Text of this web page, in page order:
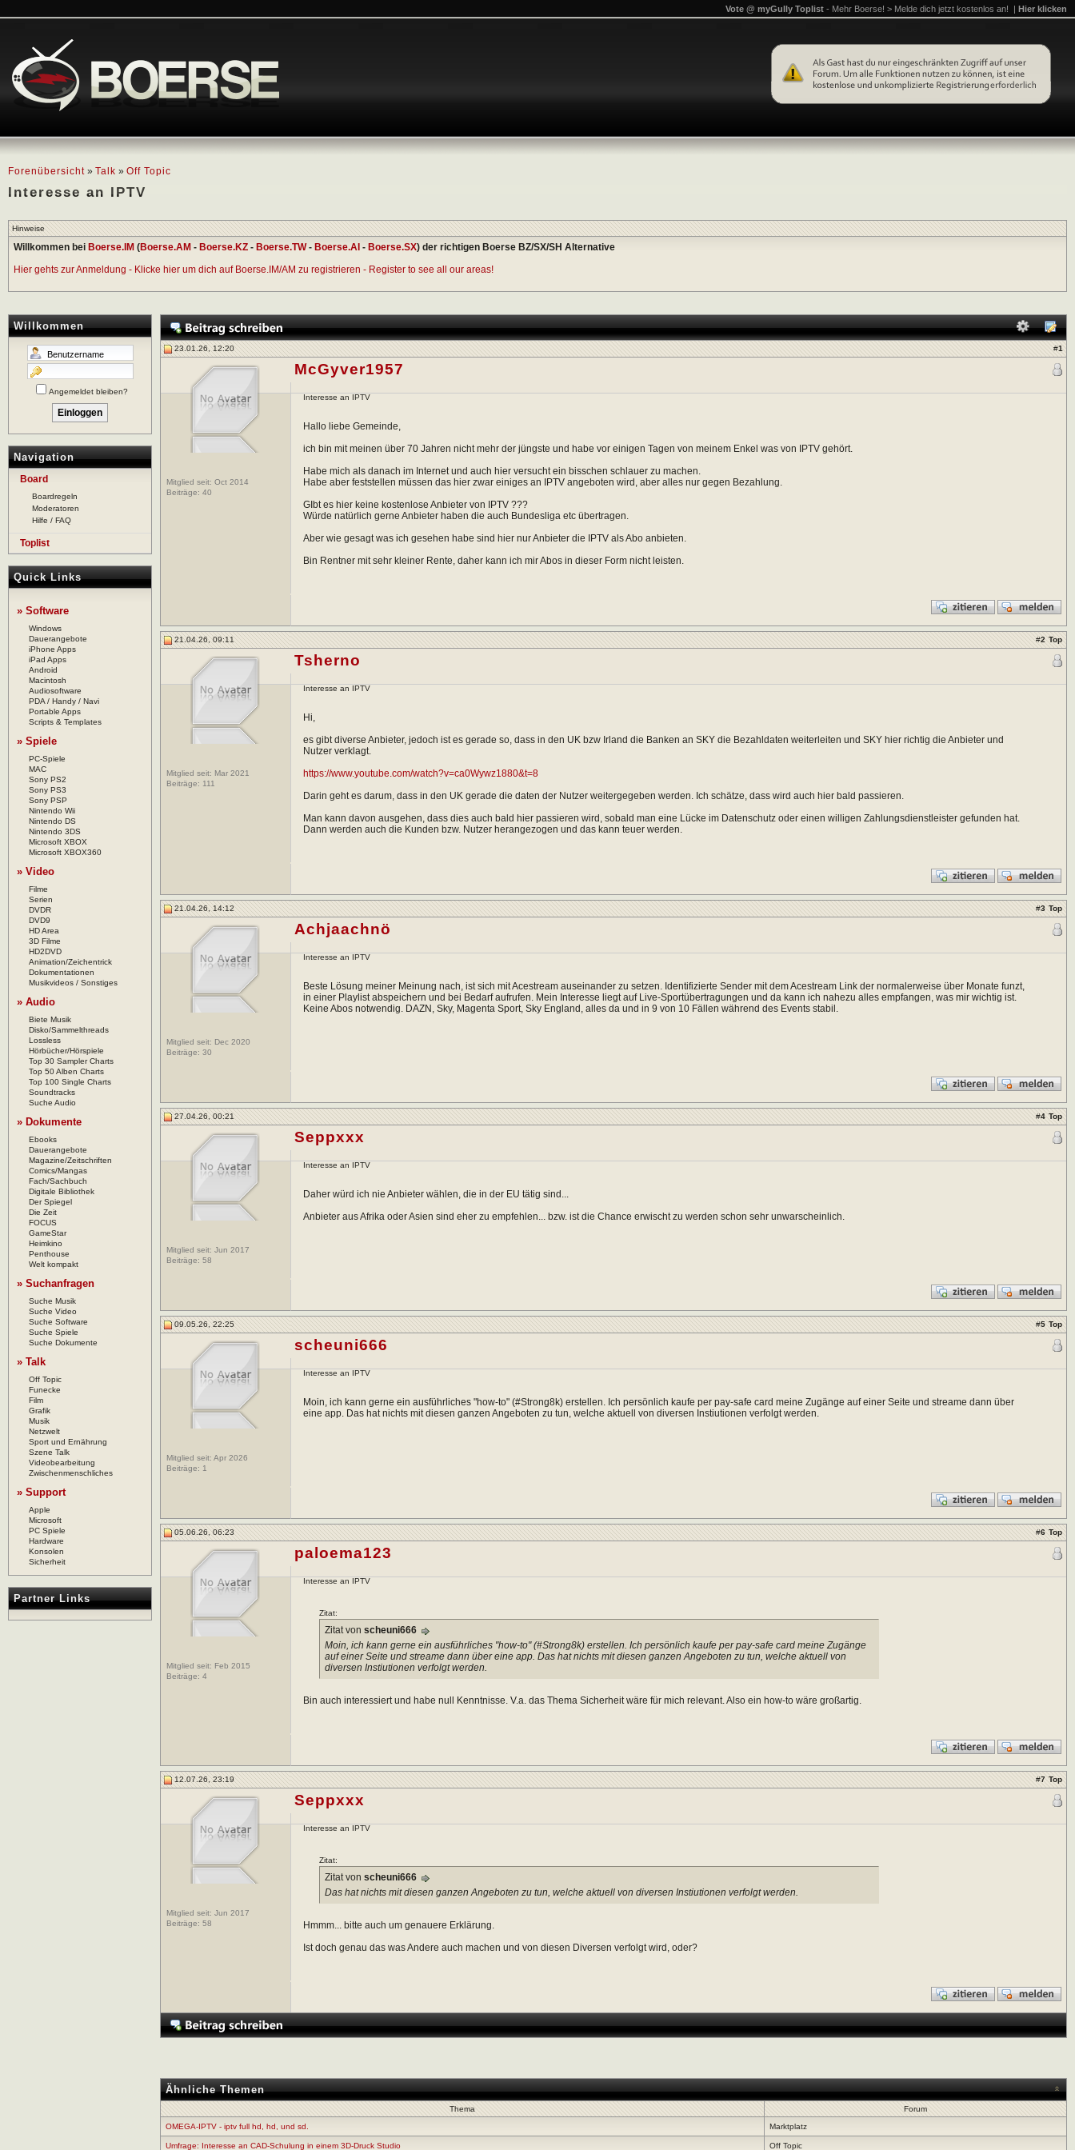
Forenübersicht » Talk » Off Topic
Interesse an IPTV
Vote @ myGully Toplist - Mehr Boerse! > Melde dich jetzt kostenlos an! | Hier klicken
Hinweise
Willkommen bei Boerse.IM (Boerse.AM - Boerse.KZ - Boerse.TW- Boerse.AI - Boerse.SX) der richtigen Boerse BZ/SX/SH Alternative
Hier gehts zur Anmeldung - Klicke hier um dich auf Boerse.IM/AM zu registrieren - Register to see all our areas!
Willkommen
Angemeldet bleiben?
Navigation
Board
Boardregeln
Moderatoren
Hilfe / FAQ
Toplist
Quick Links
» Software
Windows
Dauerangebote
iPhone Apps
iPad Apps
Android
Macintosh
Audiosoftware
PDA / Handy / Navi
Portable Apps
Scripts & Templates
» Spiele
PC-Spiele
MAC
Sony PS2
Sony PS3
Sony PSP
Nintendo Wii
Nintendo DS
Nintendo 3DS
Microsoft XBOX
Microsoft XBOX360
» Video
Filme
Serien
DVDR
DVD9
HD Area
3D Filme
HD2DVD
Animation/Zeichentrick
Dokumentationen
Musikvideos / Sonstiges
» Audio
Biete Musik
Disko/Sammelthreads
Lossless
Hörbücher/Hörspiele
Top 30 Sampler Charts
Top 50 Alben Charts
Top 100 Single Charts
Soundtracks
Suche Audio
» Dokumente
Ebooks
Dauerangebote
Magazine/Zeitschriften
Comics/Mangas
Fach/Sachbuch
Digitale Bibliothek
Der Spiegel
Die Zeit
FOCUS
GameStar
Heimkino
Penthouse
Welt kompakt
» Suchanfragen
Suche Musik
Suche Video
Suche Software
Suche Spiele
Suche Dokumente
» Talk
Off Topic
Funecke
Film
Grafik
Musik
Netzwelt
Sport und Ernährung
Szene Talk
Videobearbeitung
Zwischenmenschliches
» Support
Apple
Microsoft
PC Spiele
Hardware
Konsolen
Sicherheit
Partner Links
23.01.26, 12:20 #1
Mitglied seit: Oct 2014
Beiträge: 40
McGyver1957
Interesse an IPTV
Hallo liebe Gemeinde,
ich bin mit meinen über 70 Jahren nicht mehr der jüngste und habe vor einigen Tagen von meinem Enkel was von IPTV gehört.
Habe mich als danach im Internet und auch hier versucht ein bisschen schlauer zu machen.
Habe aber feststellen müssen das hier zwar einiges an IPTV angeboten wird, aber alles nur gegen Bezahlung.
GIbt es hier keine kostenlose Anbieter von IPTV ???
Würde natürlich gerne Anbieter haben die auch Bundesliga etc übertragen.
Aber wie gesagt was ich gesehen habe sind hier nur Anbieter die IPTV als Abo anbieten.
Bin Rentner mit sehr kleiner Rente, daher kann ich mir Abos in dieser Form nicht leisten.
21.04.26, 09:11 #2 Top
Mitglied seit: Mar 2021
Beiträge: 111
Tsherno
Interesse an IPTV
Hi,
es gibt diverse Anbieter, jedoch ist es gerade so, dass in den UK bzw Irland die Banken an SKY die Bezahldaten weiterleiten und SKY hier richtig die Anbieter und
Nutzer verklagt.
https://www.youtube.com/watch?v=ca0Wywz1880&t=8
Darin geht es darum, dass in den UK gerade die daten der Nutzer weitergegeben werden. Ich schätze, dass wird auch hier bald passieren.
Man kann davon ausgehen, dass dies auch bald hier passieren wird, sobald man eine Lücke im Datenschutz oder einen willigen Zahlungsdienstleister gefunden hat.
Dann werden auch die Kunden bzw. Nutzer herangezogen und das kann teuer werden.
21.04.26, 14:12 #3 Top
Mitglied seit: Dec 2020
Beiträge: 30
Achjaachnö
Interesse an IPTV
Beste Lösung meiner Meinung nach, ist sich mit Acestream auseinander zu setzen. Identifizierte Sender mit dem Acestream Link der normalerweise über Monate funzt,
in einer Playlist abspeichern und bei Bedarf aufrufen. Mein Interesse liegt auf Live-Sportübertragungen und da kann ich nahezu alles empfangen, was mir wichtig ist.
Keine Abos notwendig. DAZN, Sky, Magenta Sport, Sky England, alles da und in 9 von 10 Fällen während des Events stabil.
27.04.26, 00:21 #4 Top
Mitglied seit: Jun 2017
Beiträge: 58
Seppxxx
Interesse an IPTV
Daher würd ich nie Anbieter wählen, die in der EU tätig sind...
Anbieter aus Afrika oder Asien sind eher zu empfehlen... bzw. ist die Chance erwischt zu werden schon sehr unwarscheinlich.
09.05.26, 22:25 #5 Top
Mitglied seit: Apr 2026
Beiträge: 1
scheuni666
Interesse an IPTV
Moin, ich kann gerne ein ausführliches "how-to" (#Strong8k) erstellen. Ich persönlich kaufe per pay-safe card meine Zugänge auf einer Seite und streame dann über
eine app. Das hat nichts mit diesen ganzen Angeboten zu tun, welche aktuell von diversen Instiutionen verfolgt werden.
05.06.26, 06:23 #6 Top
Mitglied seit: Feb 2015
Beiträge: 4
paloema123
Interesse an IPTV
Zitat:
Zitat von scheuni666
Moin, ich kann gerne ein ausführliches "how-to" (#Strong8k) erstellen. Ich persönlich kaufe per pay-safe card meine Zugänge
auf einer Seite und streame dann über eine app. Das hat nichts mit diesen ganzen Angeboten zu tun, welche aktuell von
diversen Instiutionen verfolgt werden.
Bin auch interessiert und habe null Kenntnisse. V.a. das Thema Sicherheit wäre für mich relevant. Also ein how-to wäre großartig.
12.07.26, 23:19 #7 Top
Mitglied seit: Jun 2017
Beiträge: 58
Seppxxx
Interesse an IPTV
Zitat:
Zitat von scheuni666
Das hat nichts mit diesen ganzen Angeboten zu tun, welche aktuell von diversen Instiutionen verfolgt werden.
Hmmm... bitte auch um genauere Erklärung.
Ist doch genau das was Andere auch machen und von diesen Diversen verfolgt wird, oder?
Ähnliche Themen
Thema
Forum
OMEGA-IPTV - iptv full hd, hd, und sd.
Marktplatz
Umfrage: Interesse an CAD-Schulung in einem 3D-Druck Studio Off Topic